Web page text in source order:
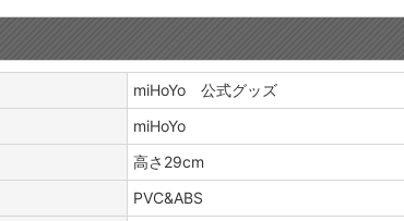
miHoYo 公式グッズ
miHoYo
高さ29cm
PVC&ABS